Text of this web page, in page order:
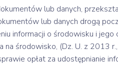
lub danych,
lub danych drogą
informacji o środowisku i jego
na środowisko, (Dz. U. z 2013
opłat za udostępnianie